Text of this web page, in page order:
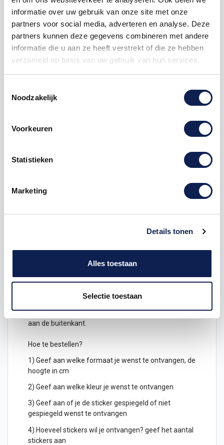
informatie over uw gebruik van onze site met onze
partners voor social media, adverteren en analyse. Deze
partners kunnen deze gegevens combineren met andere
informatie die u aan ze heeft verstrekt of die ze hebben
verzameld op basis van uw gebruik van hun services.
Noodzakelijk
Voorkeuren
Statistieken
Marketing
Details tonen
Alles toestaan
Selectie toestaan
1000 € 0,25 € 250,00
hoog, hoe hoger de
hoe langer de sticker.
als op een muur in een woonkamer
samen.
Je kunt de symbolen ook gespiegeld uitgesneden
aan de binnenkant van een raam en zijn dan leesbaar
aan de buitenkant.
Hoe te bestellen?
1) Geef aan welke formaat je wenst te ontvangen, de
hoogte in cm
2) Geef aan welke kleur je wenst te ontvangen
3) Geef aan of je de sticker gespiegeld of niet
gespiegeld wenst te ontvangen
4) Hoeveel stickers wil je ontvangen? geef het aantal
stickers aan